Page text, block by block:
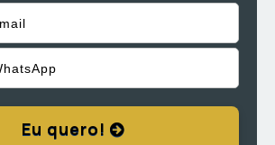
Eu quero!